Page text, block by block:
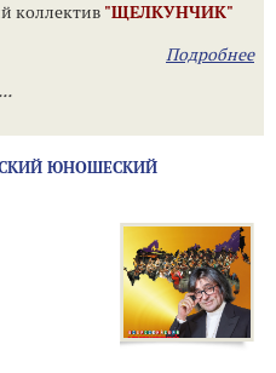
коллектив "ЩЕЛКУНЧИК"
Подробнее
...
ЮНОШЕСКИЙ